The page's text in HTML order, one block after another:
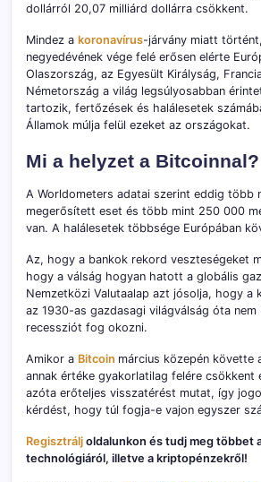
dollárról 20,07 milliárd dollárra csökkent.
Mindez a koronavírus-járvány miatt
negyedévének vége felé erősen elérte
Olaszország, az Egyesült Királyság,
Németország a világ legsúlyosabban
tartozik, fertőzések és halálesetek
Államok múlja felül ezeket az országokat.
Mi a helyzet a Bitcoinnal?
A Worldometers adatai szerint eddig több
megerősített eset és több mint 250 000
van. A halálesetek többsége Európában
Az, hogy a bankok rekord veszteségeket
hogy a válság hogyan hatott a globális
Nemzetközi Valutaalap azt jósolja, hogy a
az 1930-as gazdasagi világválság óta
recessziót fog okozni.
Amikor a Bitcoin március közepén követte
annak értéke gyakorlatilag felére csökkent
azóta erőteljes visszatérést mutat, így
kérdést, hogy túl fogja-e vajon egyszer
Regisztrálj oldalunkon és tudj meg többet
technológiáról, illetve a kriptopénzekről!